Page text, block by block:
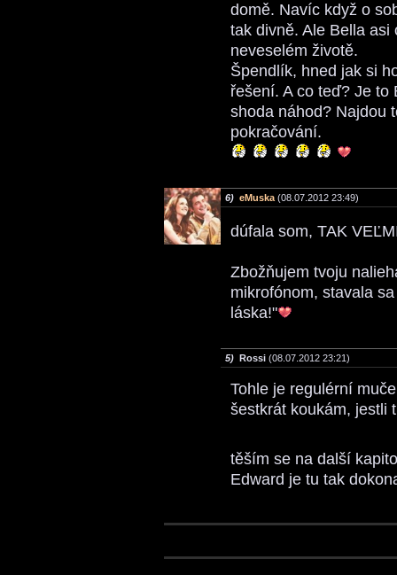
domě. Navíc když o
tak divně. Ale Bella
neveselém životě.
Špendlík, hned jak si
řešení. A co teď? Je to
shoda náhod? Najdou
pokračování.
6) eMuska (08.07.2012 23:49)
dúfala som, TAK
Zbožňujem tvoju
mikrofónom, stavala
láska!"
5) Rossi (08.07.2012 23:21)
Tohle je regulérní
šestkrát koukám, jestli
těším se na další
Edward je tu tak